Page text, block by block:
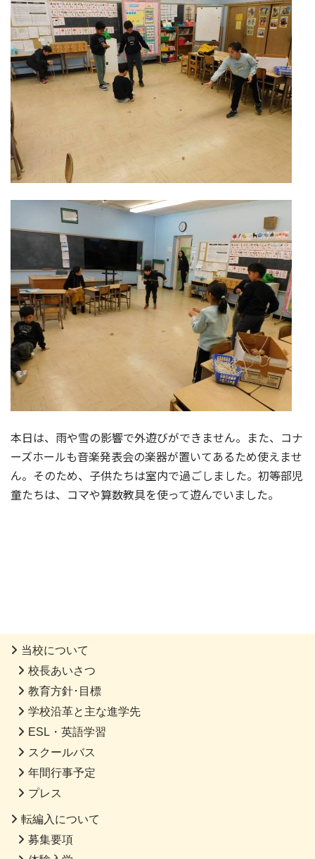
本日は、雨や雪の影響で外遊びができません。また、コナ
ーズホールも音楽発表会の楽器が置いてあるため使えませ
ん。そのため、子供たちは室内で過ごしました。初等部児
童たちは、コマや算数教具を使って遊んでいました。
当校について
校長あいさつ
教育方針･目標
学校沿革と主な進学先
ESL・英語学習
スクールバス
年間行事予定
プレス
転編入について
募集要項